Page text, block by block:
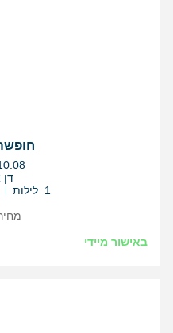
התאריכים,דן
1 לילות
באישור מיידי